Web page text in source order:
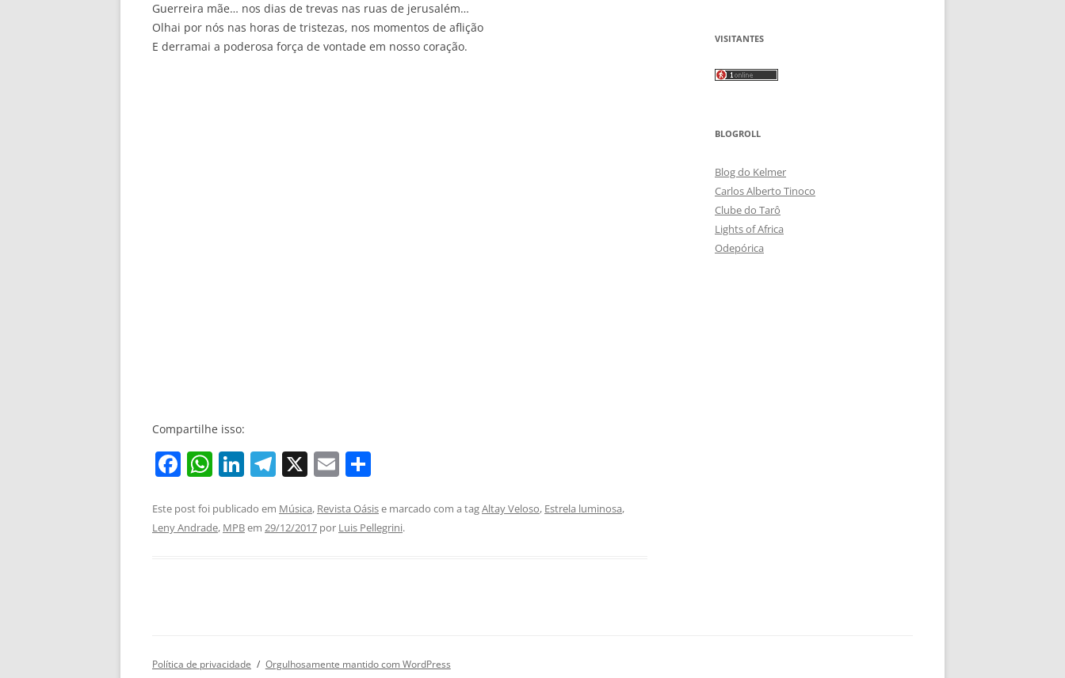
Guerreira mãe… nos dias de trevas nas ruas de jerusalém…
Olhai por nós nas horas de tristezas, nos momentos de aflição
E derramai a poderosa força de vontade em nosso coração.
Compartilhe isso:
F
c
e
W
at
s
Li
k
e
T
e
gr
X E
ai
l
ar
e
Este post foi publicado em Música, Revista Oásise marcado com a tagAltay Veloso, Estrela luminosa,
Leny Andrade, MPBem 29/12/2017 por Luis Pellegrini.
VISITANTES
BLOGROLL
Blog do Kelmer
Carlos Alberto Tinoco
Clube do Tarô
Lights of Africa
Odepórica
Política de privacidade Orgulhosamente mantido com WordPress